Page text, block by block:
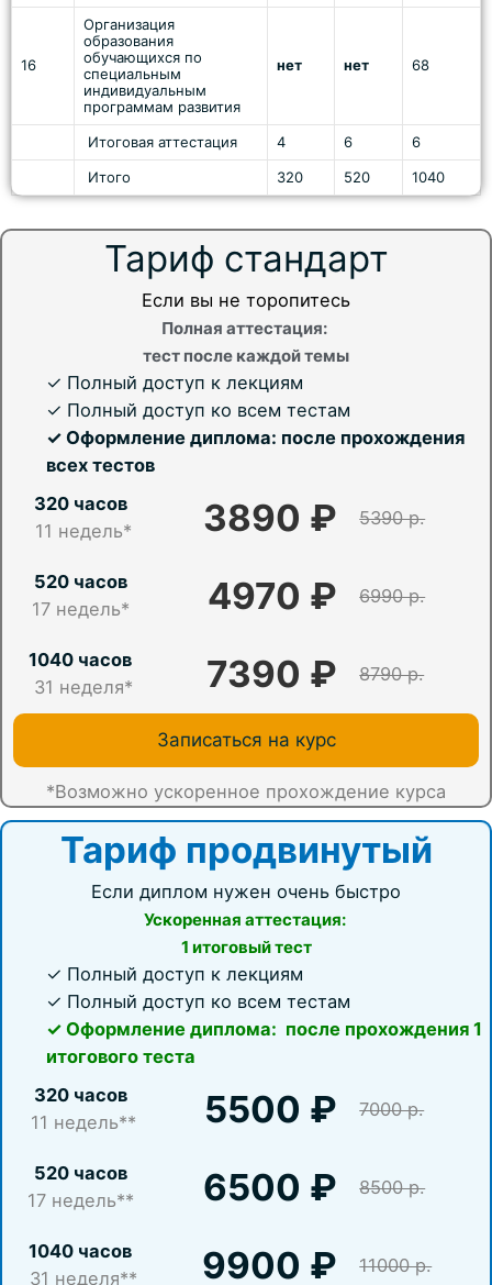
16
Организация
образования
обучающихся по
специальным
индивидуальным
программам развития
нет нет 68
Итоговая аттестация 4 6
6
Итого
320 520 1040
Тариф стандарт
Если вы не торопитесь
Полная аттестация:
тест после каждой темы
✓ Полный доступ к лекциям
✓ Полный доступ ко всем тестам
✓ Оформление диплома: после прохождения
всех тестов
320 часов
11 недель*
3890 ₽ 5390 р.
520 часов
17недель* 4970 ₽ 6990 р.
1040 часов
31 неделя*
7390 ₽ 8790 р.
Записаться на курс
*Возможно ускоренное прохождение курса
Тариф продвинутый
Если диплом нужен очень быстро
Ускоренная аттестация:
1 итоговый тест
✓ Полный доступ к лекциям
✓ Полный доступ ко всем тестам
✓ Оформление диплома: после прохождения 1
итогового теста
320 часов
11 недель**
5500 ₽ 7000 р.
520 часов
17недель** 6500 ₽ 8500 р.
1040 часов
31 неделя**
9900 ₽ 11000 р.